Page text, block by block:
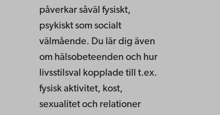
påverkar såväl fysiskt,
psykiskt som socialt
välmående. Du lär dig även
om hälsobeteenden och hur
livsstilsval kopplade till t.ex.
fysisk aktivitet, kost,
sexualitet och relationer